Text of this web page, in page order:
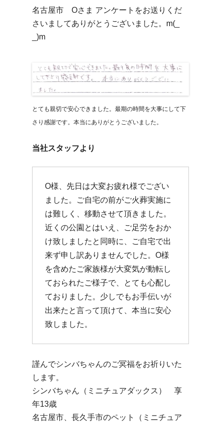
名古屋市 Oさま アンケートをお送りくだ
さいましてありがとうございました。m(_
_)m
とても親切で安心できました。最期の時間を大事にして下
さり感謝です。本当にありがとうございました。
当社スタッフより
O様、先日は大変お疲れ様でござい
ました。ご自宅の前がご火葬実施に
は難しく、移動させて頂きました。
近くの公園とはいえ、ご足労をおか
け致しましたと同時に、ご自宅で出
来ず申し訳ありませんでした。O様
を含めたご家族様が大変気が動転し
ておられたご様子で、とても心配し
ておりました。少しでもお手伝いが
出来たと言って頂けて、本当に安心
致しました。
謹んでシンバちゃんのご冥福をお祈りいた
します。
シンバちゃん（ミニチュアダックス） 享
年13歳
名古屋市、長久手市のペット（ミニチュア